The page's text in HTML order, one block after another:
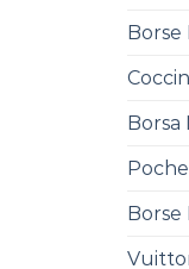
Borse
Borsa
Borse